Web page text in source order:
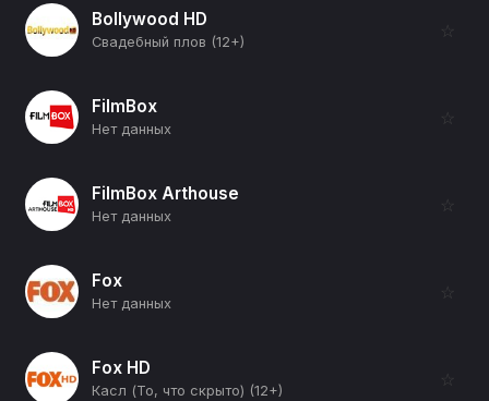
Bollywood HD
Свадебный плов (12+)
☆
FilmBox
Нет данных
☆
FilmBox Arthouse
Нет данных
☆
Fox
Нет данных
☆
Fox HD
Касл (То, что скрыто) (12+)
☆